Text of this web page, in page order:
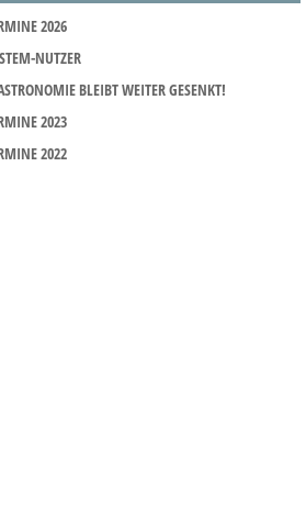
2026
NUTZER
BLEIBT WEITER GESENKT!
2023
2022